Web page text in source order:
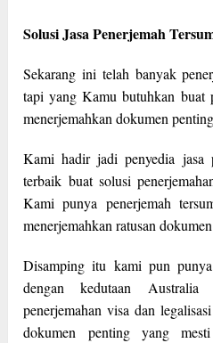
Solusi Jasa Penerjemah
Sekarang ini telah banyak
tapi yang Kamu butuhkan buat
menerjemahkan dokumen
Kami hadir jadi penyedia jasa
terbaik buat solusi
Kami punya penerjemah
menerjemahkan ratusan
Disamping itu kami pun
dengan kedutaan Australia
penerjemahan visa dan
dokumen penting yang